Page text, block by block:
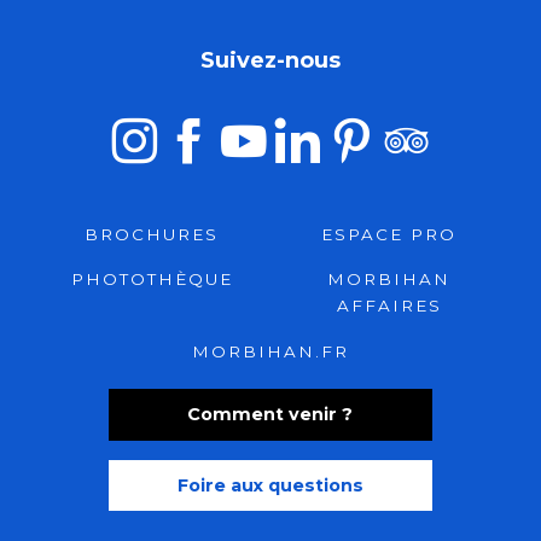
Comment venir ?
Foire aux questions
Suivez-nous
BROCHURES ESPACE PRO
PHOTOTHÈQUE
MORBIHAN
AFFAIRES
MORBIHAN.FR